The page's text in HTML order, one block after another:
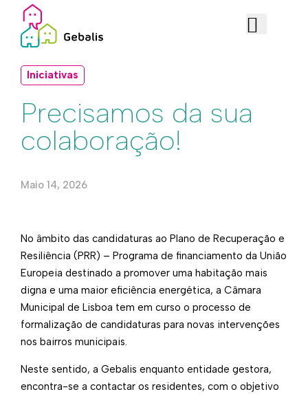
Iniciativas
Precisamos da sua
colaboração!
Maio 14, 2026
No âmbito das candidaturas ao Plano de Recuperação e
Resiliência (PRR) – Programa de financiamento da União
Europeia destinado a promover uma habitação mais
digna e uma maior eficiência energética, a Câmara
Municipal de Lisboa tem em curso o processo de
formalização de candidaturas para novas intervenções
nos bairros municipais.
Neste sentido, a Gebalis enquanto entidade gestora,
encontra-se a contactar os residentes, com o objetivo